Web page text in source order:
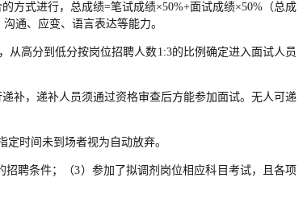
方式进行，总成绩=笔试成绩×50%+面试成绩×50%（总成
通、应变、语言表达等能力。
高分到低分按岗位招聘人数1:3的比例确定进入面试人员
补，递补人员须通过资格审查后方能参加面试。无人可递
时间未到场者视为自动放弃。
聘条件；（3）参加了拟调剂岗位相应科目考试，且各项